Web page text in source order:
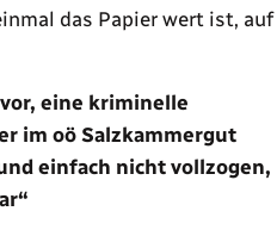
das Papier wert ist, auf
eine kriminelle
im oö Salzkammergut
einfach nicht vollzogen,